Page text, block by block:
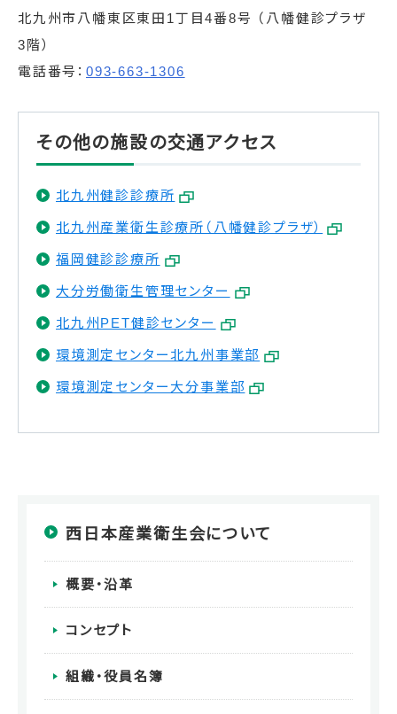
北九州市八幡東区東田1丁目4番8号 （八幡健診プラザ
3階）
電話番号： 093-663-1306
その他の施設の交通アクセス
北九州健診診療所
北九州産業衛生診療所（八幡健診プラザ）
福岡健診診療所
大分労働衛生管理センター
北九州PET健診センター
環境測定センター北九州事業部
環境測定センター大分事業部
西日本産業衛生会について
概要・沿革
コンセプト
組織・役員名簿